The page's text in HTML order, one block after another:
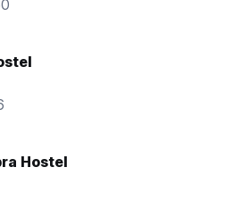
Hostel